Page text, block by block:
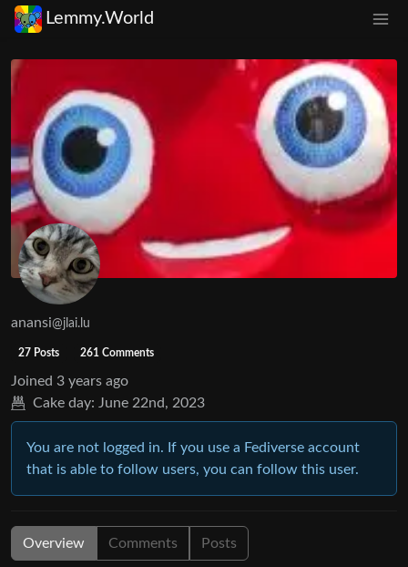
Lemmy.World
anansi@jlai.lu
27 Posts 261 Comments
Joined 3 years ago
Cake day: June 22nd, 2023
You are not logged in. If you use a Fediverse account
that is able to follow users, you can follow this user.
Overview Comments Posts